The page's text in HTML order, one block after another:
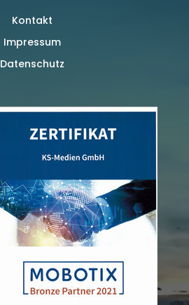
Kontakt
Impressum
Datenschutz